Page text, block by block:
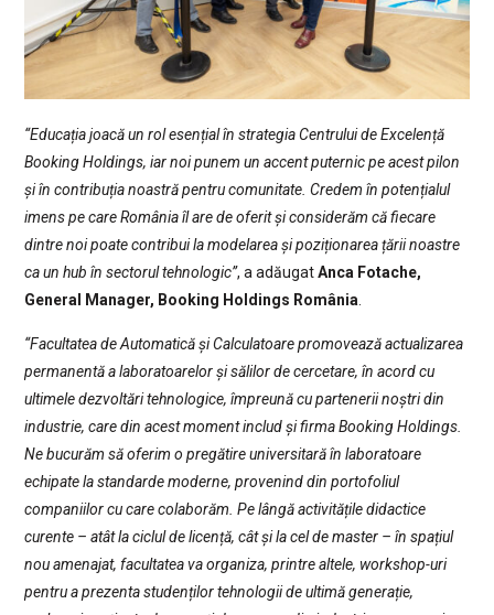
“Educația joacă un rol esențial în strategia Centrului de Excelență
Booking Holdings, iar noi punem un accent puternic pe acest pilon
și în contribuția noastră pentru comunitate. Credem în potențialul
imens pe care România îl are de oferit și considerăm că fiecare
dintre noi poate contribui la modelarea și poziționarea țării noastre
ca un hub în sectorul tehnologic”, a adăugatAnca Fotache,
General Manager, Booking Holdings România.
“Facultatea de Automatică și Calculatoare promovează actualizarea
permanentă a laboratoarelor și sălilor de cercetare, în acord cu
ultimele dezvoltări tehnologice, împreunăcu partenerii noștri din
industrie, care din acest moment includ și firma Booking Holdings.
Ne bucurăm să oferim o pregătire universitară în laboratoare
echipate la standarde moderne, provenind din portofoliul
companiilor cu care colaborăm. Pe lângă activitățile didactice
curente – atât la ciclul de licență, cât și la cel de master – în spațiul
nou amenajat, facultatea va organiza, printre altele, workshop-uri
pentru a prezenta studenților tehnologii de ultimă generație,